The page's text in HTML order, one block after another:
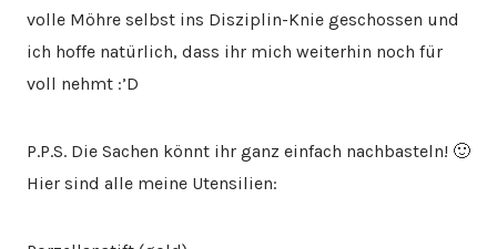
volle Möhre selbst ins Disziplin-Knie geschossen und
ich hoffe natürlich, dass ihr mich weiterhin noch für
voll nehmt :’D
P.P.S. Die Sachen könnt ihr ganz einfach nachbasteln! 🙂
Hier sind alle meine Utensilien: